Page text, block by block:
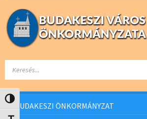
Nagy kontraszt váltása
BUDAKESZI ÖNKORMÁNYZAT